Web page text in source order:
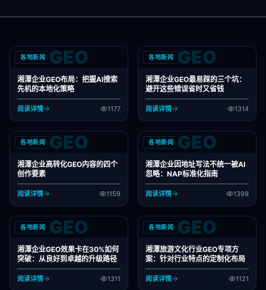
各地新闻 GEO
湘潭企业GEO布局：把握AI搜索
先机的本地化策略
阅读详情 1177
各地新闻 GEO
湘潭企业GEO最易踩的三个坑：
避开这些错误省时又省钱
阅读详情 1314
各地新闻 GEO
湘潭企业高转化GEO内容的四个
创作要素
阅读详情 1159
各地新闻 GEO
湘潭企业因地址写法不统一被AI
忽略：NAP标准化指南
阅读详情 1399
各地新闻 GEO
湘潭企业GEO效果卡在30%如何
突破：从良好到卓越的升级路径
阅读详情 1311
各地新闻 GEO
湘潭旅游文化行业GEO专项方
案：针对行业特点的定制化布局
阅读详情 1121